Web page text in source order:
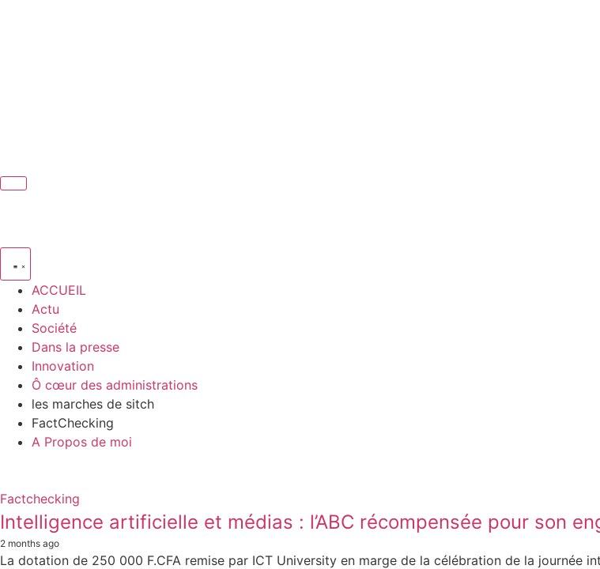
ACCUEIL
Actu
Société
Dans la presse
Innovation
Ô cœur des administrations
les marches de sitch
FactChecking
A Propos de moi
Factchecking
Intelligence artificielle et médias : l’ABC récompensée pour son
2 months ago
La dotation de 250 000 F.CFA remise par ICT University en marge de la célébration de la journée